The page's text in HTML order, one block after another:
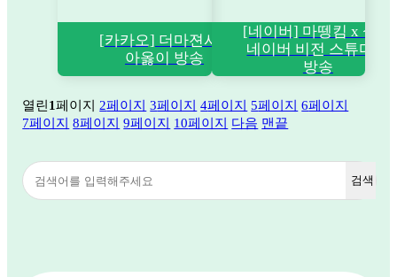
[카카오] 더마젼시 x
아옳이 방송
[네이버] 마뗑킴 x 설쁘
네이버 비전 스튜디오
방송
열린 1페이지 2페이지 3페이지 4페이지 5페이지 6페이지
7페이지 8페이지 9페이지 10페이지 다음 맨끝
검색